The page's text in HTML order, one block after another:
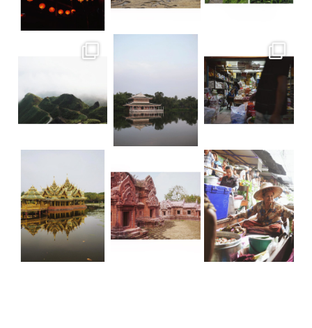
• Floating market TGIF ! La bonne nou